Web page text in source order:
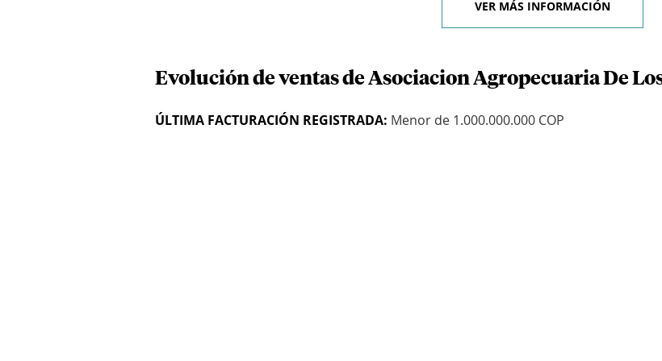
VER MÁS INFORMACIÓN
Evolución de ventas de Asociacion Agropecuaria De
ÚLTIMA FACTURACIÓN REGISTRADA: Menor de 1.000.000.000 COP